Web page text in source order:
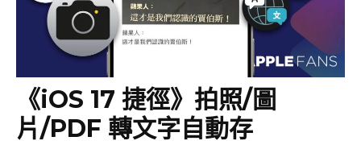
《iOS 17 捷徑》拍照/圖
片/PDF 轉文字自動存